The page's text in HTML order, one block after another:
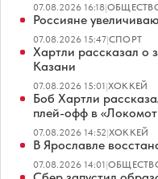
07.08.2026 16:18|
Россияне
07.08.2026 15:47|СПОРТ
Хартли рассказал о
Казани
07.08.2026 15:01|ХОККЕЙ
Боб Хартли
плей-офф в
07.08.2026 14:52|ХОККЕЙ
В Ярославле
07.08.2026 14:01|